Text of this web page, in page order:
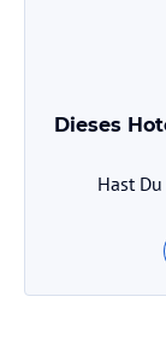
Dieses
Hast